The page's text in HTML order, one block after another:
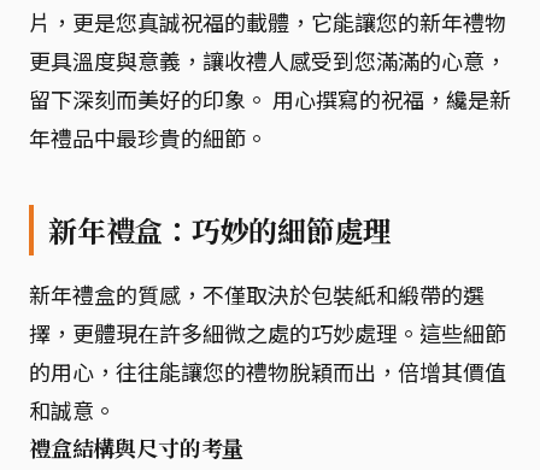
片，更是您真誠祝福的載體，它能讓您的新年禮物
更具溫度與意義，讓收禮人感受到您滿滿的心意，
留下深刻而美好的印象。 用心撰寫的祝福，纔是新
年禮品中最珍貴的細節。
新年禮盒：巧妙的細節處理
新年禮盒的質感，不僅取決於包裝紙和緞帶的選
擇，更體現在許多細微之處的巧妙處理。這些細節
的用心，往往能讓您的禮物脫穎而出，倍增其價值
和誠意。
禮盒結構與尺寸的考量